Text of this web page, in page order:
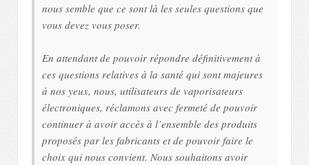
nous semble que ce sont là les seules questions que
vous devez vous poser.
En attendant de pouvoir répondre définitivement à
ces questions relatives à la santé qui sont majeures
à nos yeux, nous, utilisateurs de vaporisateurs
électroniques, réclamons avec fermeté de pouvoir
continuer à avoir accès à l’ensemble des produits
proposés par les fabricants et de pouvoir faire le
choix qui nous convient. Nous souhaitons avoir